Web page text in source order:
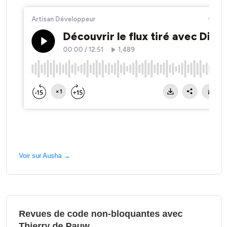
Voir sur Ausha →
Revues de code non-bloquantes avec